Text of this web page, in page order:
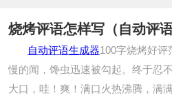
烧烤评语怎样写（自动评
自动评语生成器100字烧烤好
慢的闻，馋虫迅速被勾起。终于忍
大口，哇！爽！满口火热沸腾，满